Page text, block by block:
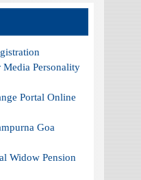
Media Personality
Portal Online
Goa
Widow Pension